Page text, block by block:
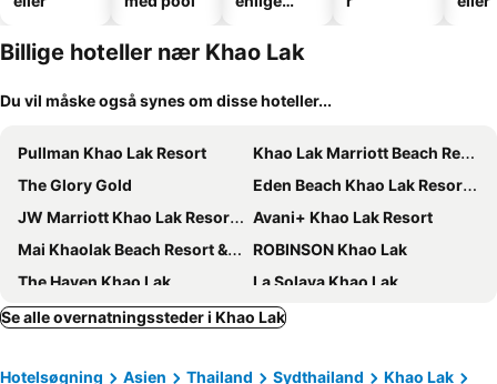
Billige hoteller nær Khao Lak
Du vil måske også synes om disse hoteller...
Pullman Khao Lak Resort
Khao Lak Marriott Beach Resort & Spa
The Glory Gold
Eden Beach Khao Lak Resort & Spa
JW Marriott Khao Lak Resort and Spa
Avani+ Khao Lak Resort
Mai Khaolak Beach Resort & Spa - TUIBLUE Mai Khaolak
ROBINSON Khao Lak
The Haven Khao Lak
La Solaya Khao Lak
Motive Cottage Resort
Grand Mercure Khao Lak Bangsak
Ramada Resort by Wyndham Khao Lak
Le Menara Khao Lak
Se alle overnatningssteder i Khao Lak
Hotelsøgning Asien Thailand Sydthailand
Khao Lak